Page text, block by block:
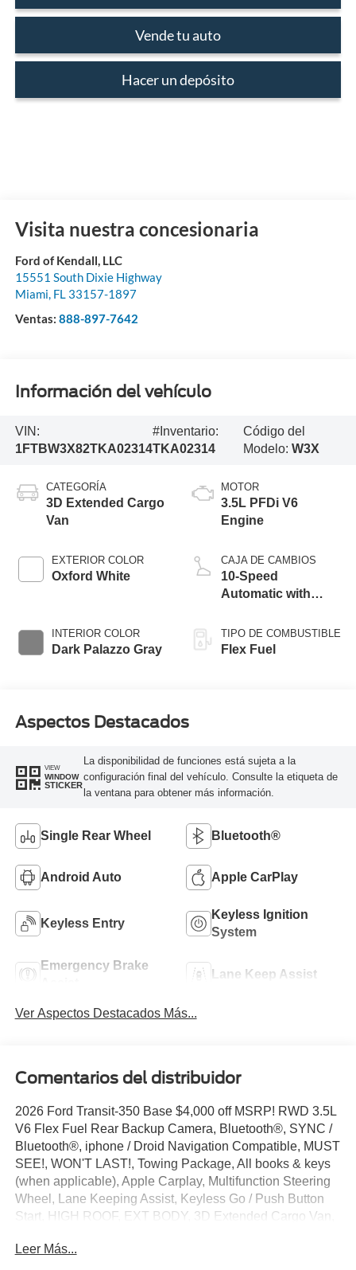
Vende tu auto
Hacer un depósito
Visita nuestra concesionaria
Ford of Kendall, LLC
15551 South Dixie Highway
Miami, FL 33157-1897
Ventas: 888-897-7642
Información del vehículo
VIN:
1FTBW3X82TKA02314
#Inventario:
TKA02314
Código del
Modelo:W3X
CATEGORÍA
3D Extended Cargo
Van
EXTERIOR COLOR
Oxford White
INTERIOR COLOR
Dark Palazzo Gray
MOTOR
3.5L PFDi V6
Engine
CAJA DE CAMBIOS
10-Speed
Automatic with
TIPO DE COMBUSTIBLE
Flex Fuel
Aspectos Destacados
VIEW
WINDOW
STICKER
La disponibilidad de funciones está sujeta a la
configuración final del vehículo. Consulte la etiqueta de
la ventana para obtener más información.
Single Rear Wheel Bluetooth®
Android Auto Apple CarPlay
Keyless Entry
Keyless Ignition
System
Emergency Brake
Lane Keep Assist
Ver Aspectos Destacados Más...
Comentarios del distribuidor
2026 Ford Transit-350 Base $4,000 off MSRP! RWD 3.5L
V6 Flex Fuel Rear Backup Camera, Bluetooth®, SYNC /
Bluetooth®, iphone / Droid Navigation Compatible, MUST
SEE!, WON'T LAST!, Towing Package, All books & keys
(when applicable), Apple Carplay, Multifunction Steering
Wheel, Lane Keeping Assist, Keyless Go / Push Button
Start, HIGH ROOF, EXT BODY, 3D Extended Cargo Van,
Vinyl, 2 Additional Keys (4 Total), 4 Speakers, 4-Wheel
Leer Más...